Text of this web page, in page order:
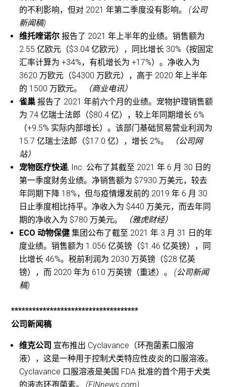
的不利影响，但对 2021 年第二季度没有影响。 (公司
新闻稿)
维托喹诺尔 报告了 2021 年上半年的业绩。销售额为
2.55 亿欧元（$3.04 亿欧元），同比增长 30%（按固定
汇率计算为 +34%，有机增长为 +17%）。净收入为
3620 万欧元（$4300 万欧元），高于 2020 年上半年
的 1500 万欧元。
（商业电讯）
雀巢 报告了 2021 年前六个月的业绩。宠物护理销售额
为 74 亿瑞士法郎（$80.4 亿），较上年同期增长 6%
（+9.5% 实际内部增长）。该部门基础贸易营业利润为
15.7 亿瑞士法郎（$17.0 亿），增长 2%。
（公司网
站）
宠物医疗快递, Inc. 公布了其截至 2021 年 6 月 30 日的
第一季度财务业绩。净销售额为 $7930 万美元，较去
年同期下降 18%，但与疫情爆发前的 2019 年 6 月 30
日止季度相比持平。净收入为 $440 万美元，而去年同
期的净收入为 $780 万美元。
（雅虎财经）
ECO 动物保健 集团公布了截至 2021 年 3 月 31 日的年
度业绩。销售额为 1.056 亿英镑（$1.46 亿英镑），同
比增长 46%。税前利润为 2030 万英镑（$28 亿英
镑），而 2020 年为 610 万英镑（重述）。
(公司新闻
稿)
************************************
公司新闻稿
维克公司 宣布推出 Cyclavance（环孢菌素口服溶
液），这是一种用于控制犬类特应性皮炎的口服溶液。
Cyclavance 口服溶液是美国 FDA 批准的首个用于犬类
的液态环孢菌素。
(EINnews.com)